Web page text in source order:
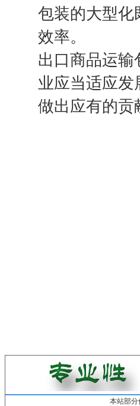
包装的大型化
效率。
出口商品运输
业应当适应发
做出应有的贡
本站部分